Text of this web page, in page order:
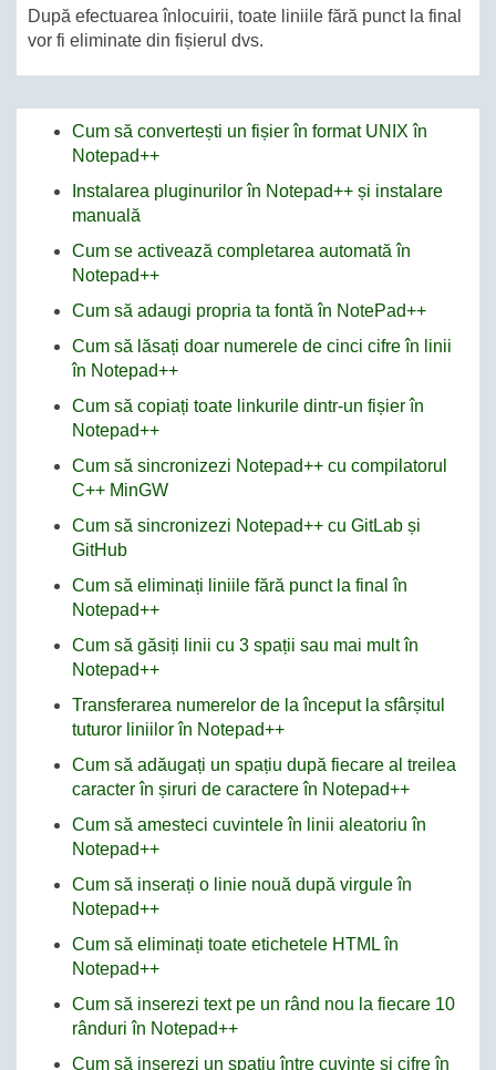
După efectuarea înlocuirii, toate liniile fără punct la final
vor fi eliminate din fișierul dvs.
Cum să convertești un fișier în format UNIX în
Notepad++
Instalarea pluginurilor în Notepad++ și instalare
manuală
Cum se activează completarea automată în
Notepad++
Cum să adaugi propria ta fontă în NotePad++
Cum să lăsați doar numerele de cinci cifre în linii
în Notepad++
Cum să copiați toate linkurile dintr-un fișier în
Notepad++
Cum să sincronizezi Notepad++ cu compilatorul
C++ MinGW
Cum să sincronizezi Notepad++ cu GitLab și
GitHub
Cum să eliminați liniile fără punct la final în
Notepad++
Cum să găsiți linii cu 3 spații sau mai mult în
Notepad++
Transferarea numerelor de la început la sfârșitul
tuturor liniilor în Notepad++
Cum să adăugați un spațiu după fiecare al treilea
caracter în șiruri de caractere în Notepad++
Cum să amesteci cuvintele în linii aleatoriu în
Notepad++
Cum să inserați o linie nouă după virgule în
Notepad++
Cum să eliminați toate etichetele HTML în
Notepad++
Cum să inserezi text pe un rând nou la fiecare 10
rânduri în Notepad++
Cum să inserezi un spațiu între cuvinte și cifre în